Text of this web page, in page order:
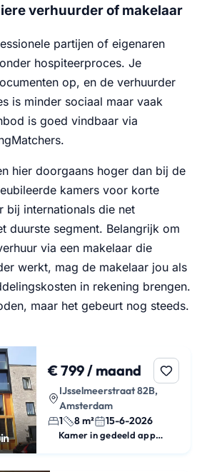
verhuurder of makelaar
partijen of eigenaren
hospiteerproces. Je
op, en de verhuurder
is minder sociaal maar vaak
is goed vindbaar via
hier doorgaans hoger dan bij de
kamers voor korte
internationals die net
duurste segment. Belangrijk om
via een makelaar die
werkt, mag de makelaar jou als
in rekening brengen.
maar het gebeurt nog steeds.
€ 799 / maand
IJsselmeerstraat 82B,
Amsterdam
1
8 m² 15-6-2026
Kamer in gedeeld appartement